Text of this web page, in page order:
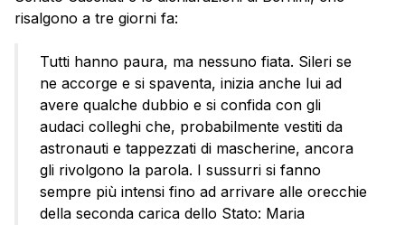
risalgono a tre giorni fa:
Tutti hanno paura, ma nessuno fiata. Sileri se
ne accorge e si spaventa, inizia anche lui ad
avere qualche dubbio e si confida con gli
audaci colleghi che, probabilmente vestiti da
astronauti e tappezzati di mascherine, ancora
gli rivolgono la parola. I sussurri si fanno
sempre più intensi fino ad arrivare alle orecchie
della seconda carica dello Stato: Maria